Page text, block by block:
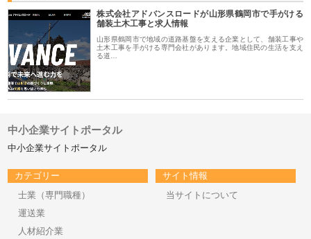
株式会社アドバンスロードが山形県鶴岡市で手がける
舗装土木工事と求人情報
山形県鶴岡市で地域の道路基盤を支える企業として、舗装工事や
土木工事を手がける専門会社があります。地域住民の生活を支え
る道…
中小企業サイトポータル
中小企業サイトポータル
カテゴリー
士業（専門職種）
運送業
人材紹介業
サイト情報
当サイトについて